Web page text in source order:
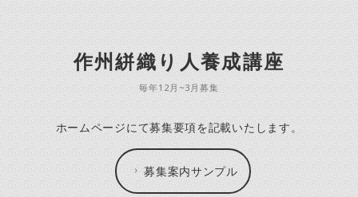
作州絣織り人養成講座
毎年12月~3月募集
ホームページにて募集要項を記載いたします。
募集案内サンプル